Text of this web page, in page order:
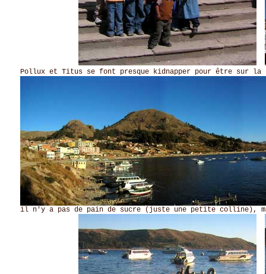
Pollux et Titus se font presque kidnapper pour être sur la
il n'y a pas de pain de sucre (juste une petite colline),